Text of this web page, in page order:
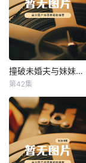
撞破未婚夫与妹妹打野战 撞破未婚夫与妹妹打野战
第42集